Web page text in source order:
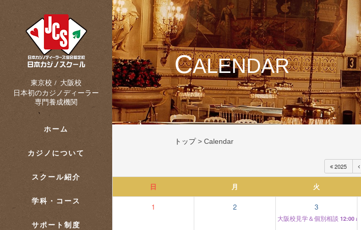
東京校 / 大阪校
日本初のカジノディーラー
専門養成機関
ホーム
カジノについて
スクール紹介
学科・コース
サポート制度
CALENDAR
トップ>Calendar
2025
日 月 火
1 2 3
大阪校見学＆個別相談 12:00 am